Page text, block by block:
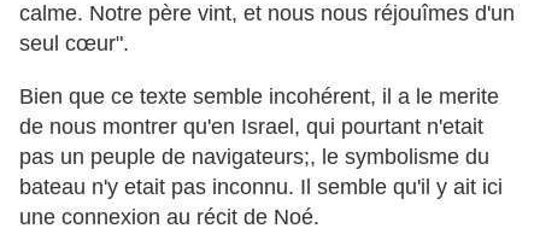
calme. Notre père vint, et nous nous réjouîmes d'un
seul cœur".
Bien que ce texte semble incohérent, il a le merite
de nous montrer qu'en Israel, qui pourtant n'etait
pas un peuple de navigateurs;, le symbolisme du
bateau n'y etait pas inconnu. Il semble qu'il y ait ici
une connexion au récit de Noé.